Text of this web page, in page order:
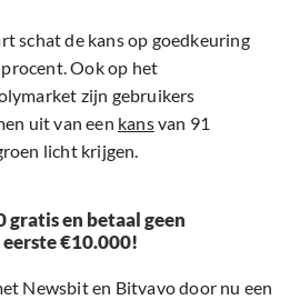
schat de kans op goedkeuring
Ook op het
zijn gebruikers
uit van een kansvan 91
licht krijgen.
gratis en betaal geen
€10.000!
Newsbit en Bitvavo door nu een